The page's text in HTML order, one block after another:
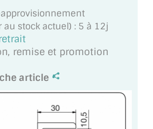
stock actuel) : 5 à 12j
remise et promotion
article